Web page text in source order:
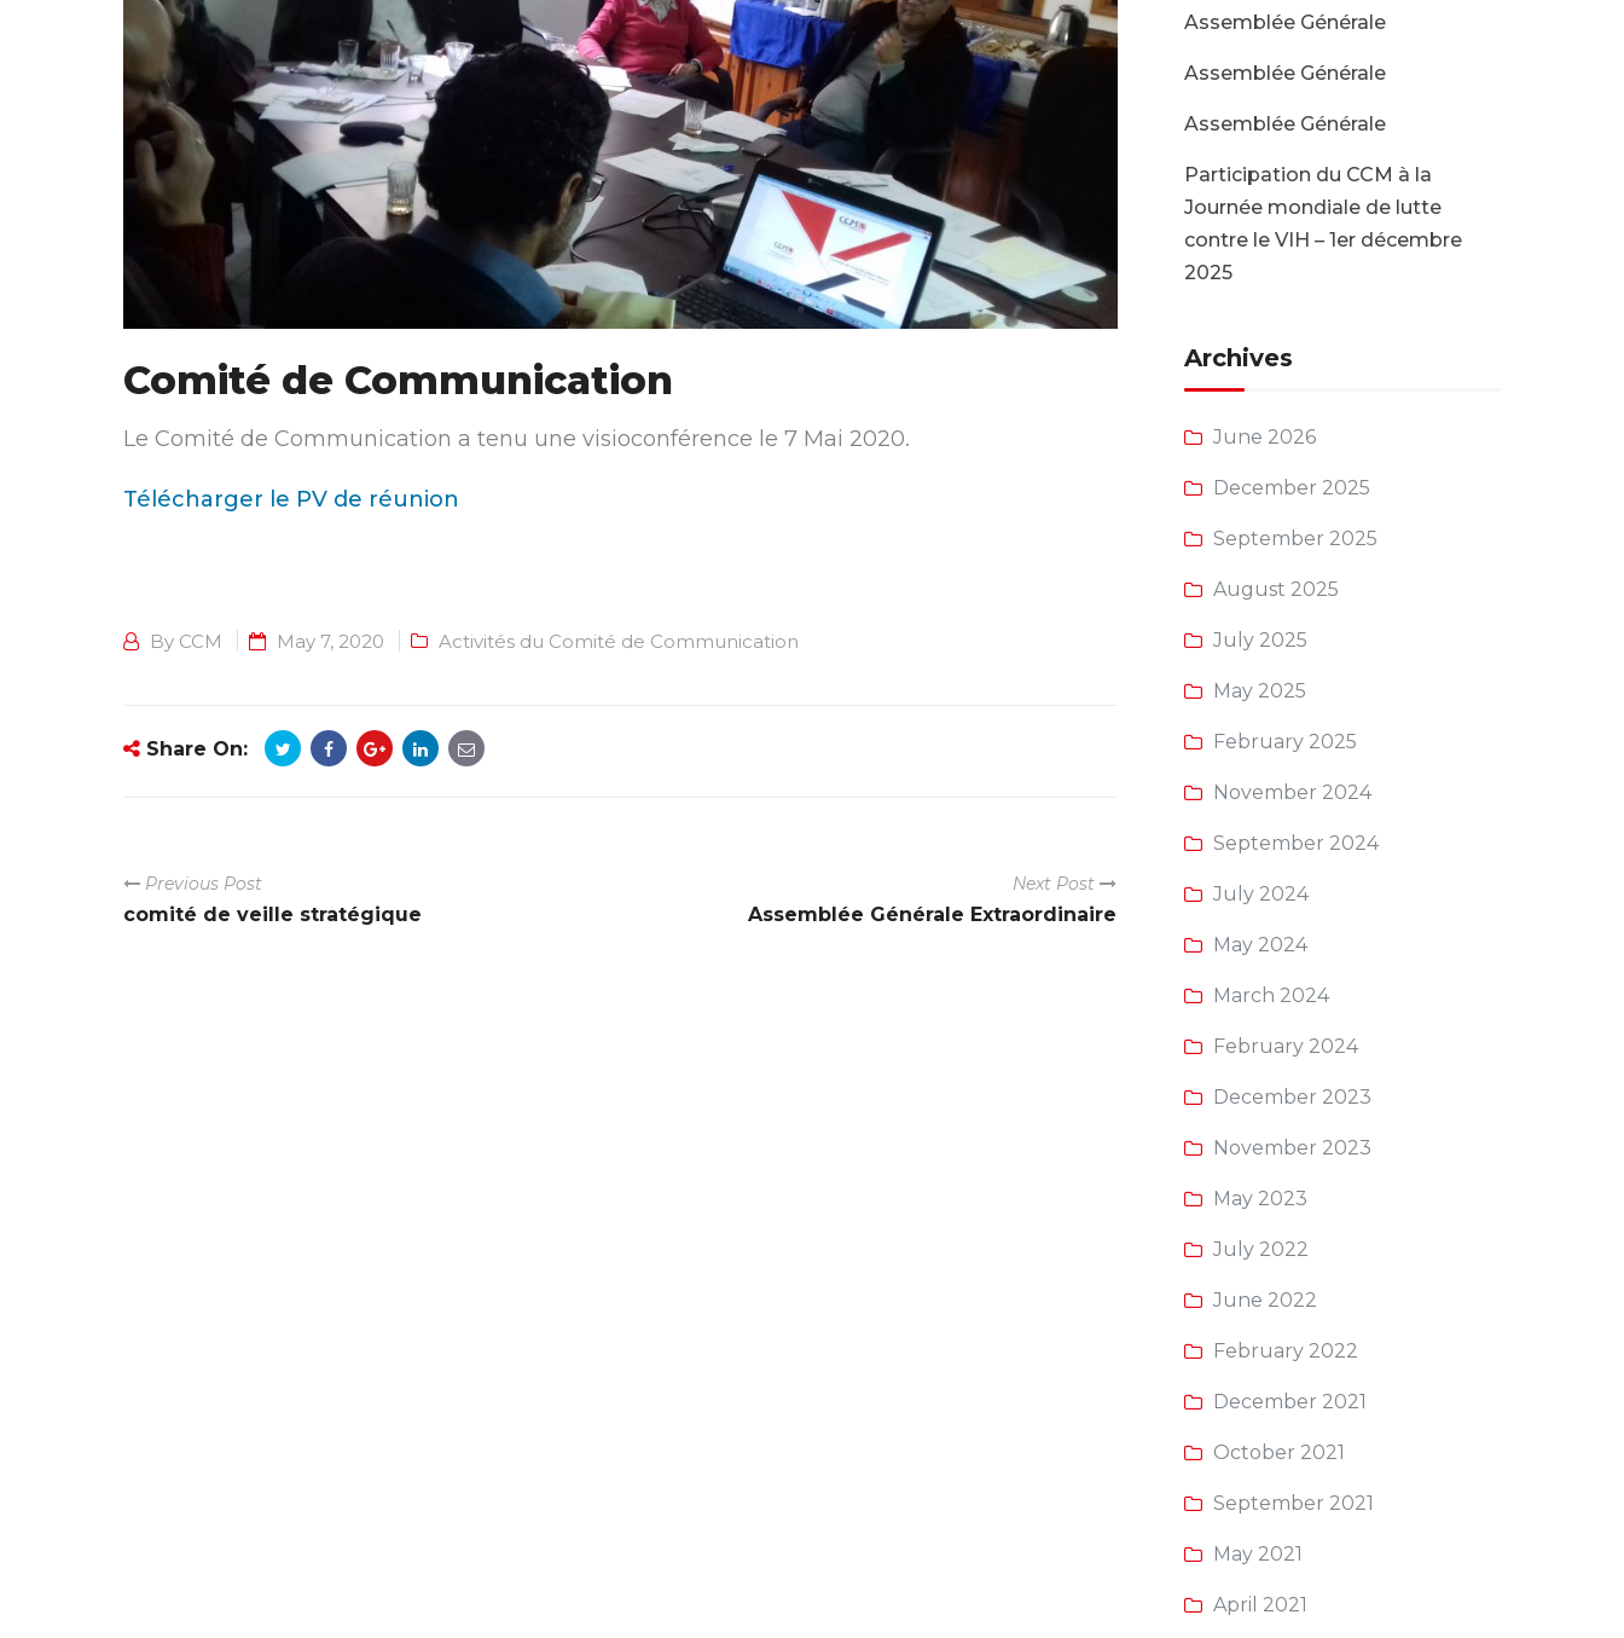
Comité de Communication
Le Comité de Communication a tenu une visioconférence le 7 Mai 2020.
Télécharger le PV de réunion
By CCM May 7, 2020 Activités du Comité de Communication
Share On:
Previous Post
comité de veille stratégique
Next Post
Assemblée Générale Extraordinaire
Assemblée Générale
Assemblée Générale
Assemblée Générale
Participation du CCM à la
Journée mondiale de lutte
contre le VIH – 1er décembre
2025
Archives
June 2026
December 2025
September 2025
August 2025
July 2025
May 2025
February 2025
November 2024
September 2024
July 2024
May 2024
March 2024
February 2024
December 2023
November 2023
May 2023
July 2022
June 2022
February 2022
December 2021
October 2021
September 2021
May 2021
April 2021